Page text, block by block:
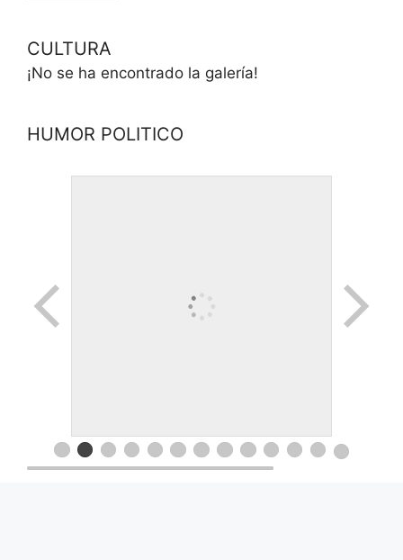
CULTURA
¡No se ha encontrado la galería!
HUMOR POLITICO